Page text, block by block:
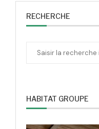
RECHERCHE
HABITAT GROUPE